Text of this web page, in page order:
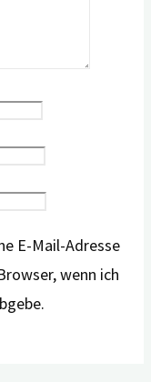
E-Mail-Adresse
wenn ich